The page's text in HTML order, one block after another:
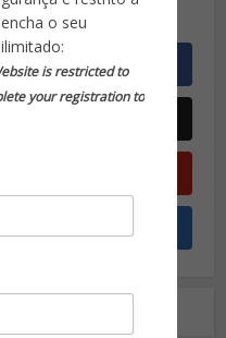
o seu
is restricted to
your registration to